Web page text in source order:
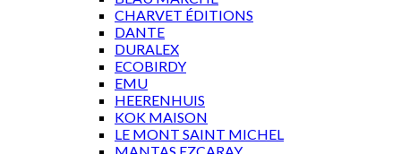
CHARVET ÉDITIONS
DANTE
DURALEX
ECOBIRDY
EMU
HEERENHUIS
KOK MAISON
LE MONT SAINT MICHEL